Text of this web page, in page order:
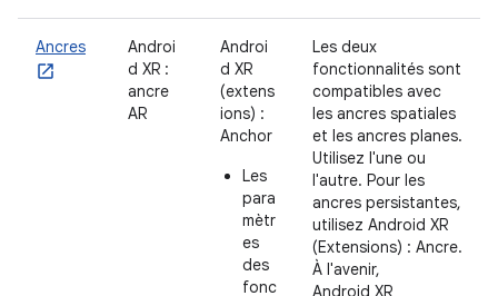
Ancres
Androi
d XR :
ancre
AR
Androi
d XR
(extens
ions) :
Anchor
Les
para
mètr
es
des
fonc
Les deux
fonctionnalités sont
compatibles avec
les ancres spatiales
et les ancres planes.
Utilisez l'une ou
l'autre. Pour les
ancres persistantes,
utilisez Android XR
(Extensions) : Ancre.
À l'avenir,
Android XR